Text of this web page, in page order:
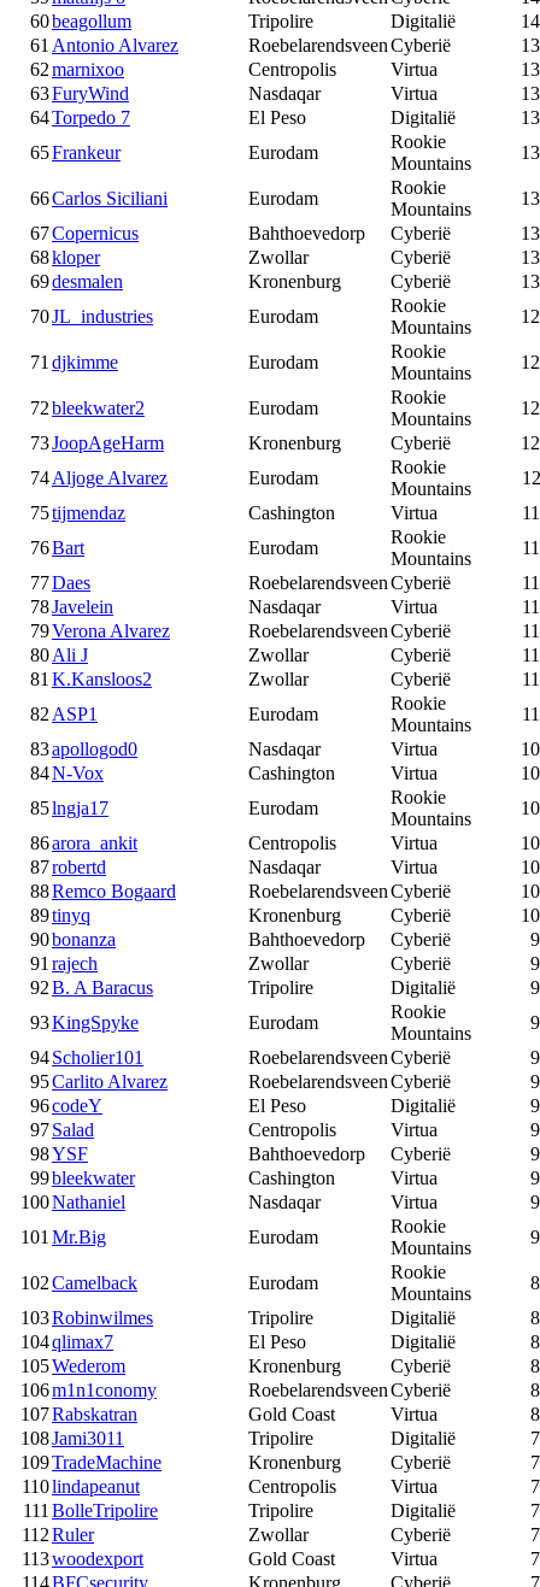
60beagollum Tripolire Digitalië
61 Antonio Alvarez RoebelarendsveenCyberië
62marnixoo Centropolis Virtua
63FuryWind Nasdaqar Virtua
64Torpedo 7 El Peso Digitalië
65Frankeur Eurodam
Rookie
Mountains
66Carlos Siciliani Eurodam
Rookie
Mountains
67Copernicus Bahthoevedorp Cyberië
68kloper Zwollar Cyberië
69desmalen Kronenburg Cyberië
70JL_industries Eurodam
Rookie
Mountains
71 djkimme Eurodam
Rookie
Mountains
72bleekwater2 Eurodam
Rookie
Mountains
73JoopAgeHarm Kronenburg Cyberië
74Aljoge Alvarez Eurodam
Rookie
Mountains
75tijmendaz Cashington Virtua
76Bart Eurodam
Rookie
Mountains
77Daes RoebelarendsveenCyberië
78Javelein Nasdaqar Virtua
79Verona Alvarez RoebelarendsveenCyberië
80Ali J Zwollar Cyberië
81 K.Kansloos2 Zwollar Cyberië
82 ASP1 Eurodam
Rookie
Mountains
83apollogod0 Nasdaqar Virtua
84N-Vox Cashington Virtua
85lngja17 Eurodam
Rookie
Mountains
86arora_ankit Centropolis Virtua
87robertd Nasdaqar Virtua
88Remco Bogaard RoebelarendsveenCyberië
89tinyq Kronenburg Cyberië
90bonanza Bahthoevedorp Cyberië
91 rajech Zwollar Cyberië
92B. A Baracus Tripolire Digitalië
93KingSpyke Eurodam
Rookie
Mountains
94Scholier101 RoebelarendsveenCyberië
95Carlito Alvarez RoebelarendsveenCyberië
96codeY El Peso Digitalië
97Salad Centropolis Virtua
98YSF Bahthoevedorp Cyberië
99bleekwater Cashington Virtua
100Nathaniel Nasdaqar Virtua
101 Mr.Big Eurodam
Rookie
Mountains
102Camelback Eurodam
Rookie
Mountains
103Robinwilmes Tripolire Digitalië
104qlimax7 El Peso Digitalië
105Wederom Kronenburg Cyberië
106m1n1conomy RoebelarendsveenCyberië
107Rabskatran Gold Coast Virtua
108Jami3011 Tripolire Digitalië
109TradeMachine Kronenburg Cyberië
110lindapeanut Centropolis Virtua
111 BolleTripolire Tripolire Digitalië
112Ruler Zwollar Cyberië
113woodexport Gold Coast Virtua
114BFCsecurity Kronenburg Cyberië